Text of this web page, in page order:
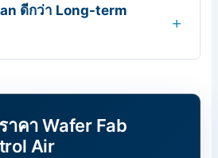
ดีกว่า Long-term
าคา Wafer Fab
Air